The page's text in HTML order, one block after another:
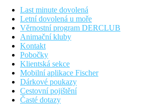
Vzdálenosti
45 km
Vzdálenost od nejbližšího letiště
100 m
Vzdálenost k pláži
Pláž
Last minute dovolená
Letní dovolená u moře
Věrnostní program DERCLUB
Animační kluby
Kontakt
Pobočky
Klientská sekce
Mobilní aplikace Fischer
Dárkové poukazy
Cestovní pojištění
Časté dotazy